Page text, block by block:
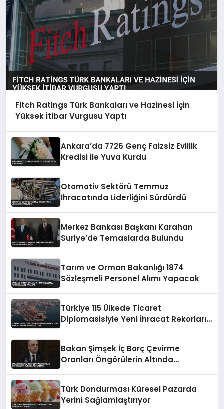
Fitch Ratings Türk Bankaları ve Hazinesi İçin
Yüksek İtibar Vurgusu Yaptı
Ankara’da 7726 Genç Faizsiz Evlilik
Kredisi ile Yuva Kurdu
Otomotiv Sektörü Temmuz
İhracatında Liderliğini Sürdürdü
Merkez Bankası Başkanı Karahan
Suriye’de Temaslarda Bulundu
Tarım ve Orman Bakanlığı 1874
Sözleşmeli Personel Alımı Yapacak
Türkiye 115 Ülkede Ticaret
Diplomasisiyle Yeni İhracat Rekorları
Bakan Şimşek İç Borç Çevirme
Oranları Öngörülerin Altında
Türk Dondurması Küresel Pazarda
Yerini Sağlamlaştırıyor